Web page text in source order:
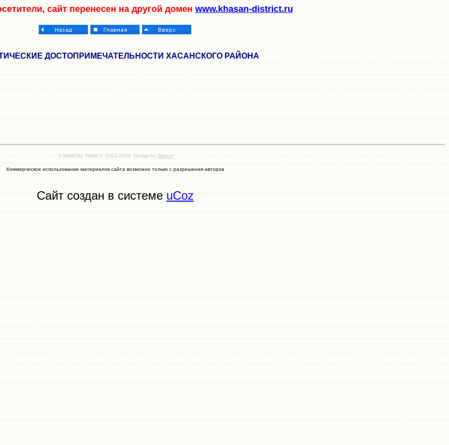
сайт перенесен на другой домен www.khasan-district.ru
ДОСТОПРИМЕЧАТЕЛЬНОСТИ ХАСАНСКОГО РАЙОНА
© MARCEL FAMILY, 2004-2009 Design by Marcel
Коммерческое использование материалов сайта возможно только с разрешения авторов
Сайт создан в системе uCoz